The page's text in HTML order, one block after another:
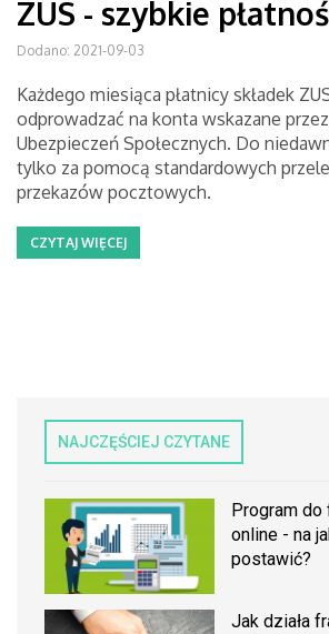
ZUS - szybkie
Dodano: 2021-09-03
Każdego miesiąca płatnicy składek
odprowadzać na konta wskazane przez
Ubezpieczeń Społecznych. Do
tylko za pomocą standardowych
przekazów pocztowych.
CZYTAJ WIĘCEJ
NAJCZĘŚCIEJ CZYTANE
Program do
online - na
postawić?
Jak działa